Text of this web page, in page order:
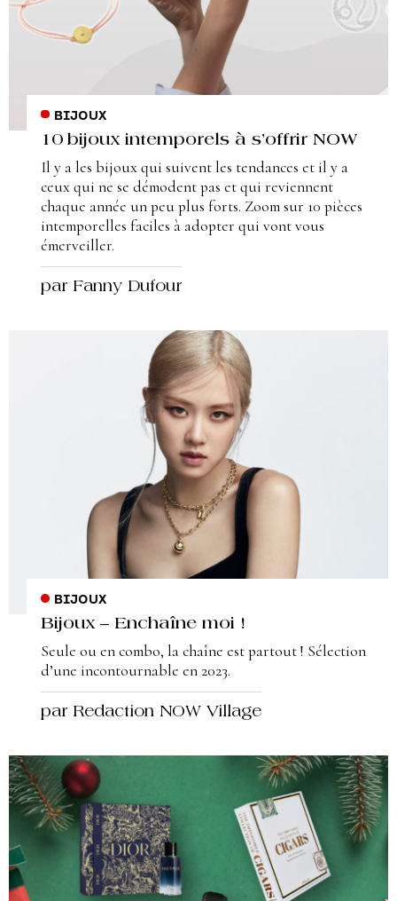
BIJOUX
10 bijoux intemporels à s’offrir NOW
Il y a les bijoux qui suivent les tendances et il y a
ceux qui ne se démodent pas et qui reviennent
chaque année un peu plus forts. Zoom sur 10 pièces
intemporelles faciles à adopter qui vont vous
émerveiller.
par Fanny Dufour
BIJOUX
Bijoux – Enchaîne moi !
Seule ou en combo, la chaîne est partout ! Sélection
d’une incontournable en 2023.
par Redaction NOW Village